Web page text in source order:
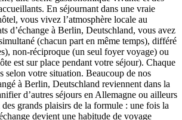
En séjournant dans une vraie
vous vivez l’atmosphère locale au
d’échange à Berlin, Deutschland, vous avez
(chacun part en même temps), différé
non-réciproque (un seul foyer voyage) ou
est sur place pendant votre séjour). Chaque
selon votre situation. Beaucoup de nos
à Berlin, Deutschland reviennent dans la
d’autres séjours en Allemagne ou ailleurs
des grands plaisirs de la formule : une fois la
devient une habitude de voyage